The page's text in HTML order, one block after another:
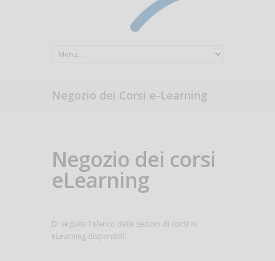
Negozio dei Corsi e-Learning
Negozio dei corsi
eLearning
Di seguito l'elenco delle sezioni di corsi in
eLearning disponibili.